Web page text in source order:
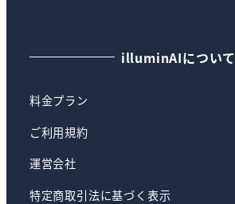
illuminAIについて
料金プラン
ご利用規約
運営会社
特定商取引法に基づく表示